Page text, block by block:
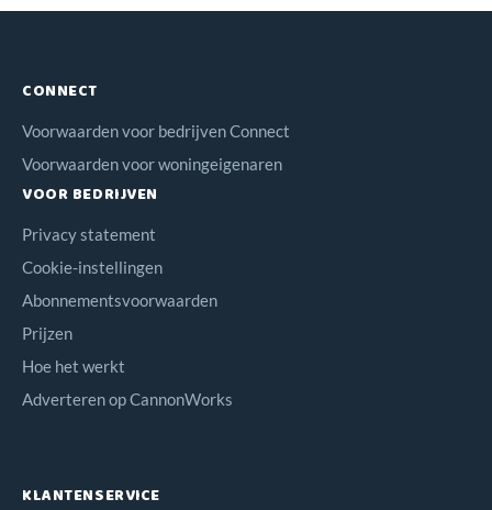
CONNECT
Voorwaarden voor bedrijven Connect
Voorwaarden voor woningeigenaren
VOOR BEDRIJVEN
Privacy statement
Cookie-instellingen
Abonnementsvoorwaarden
Prijzen
Hoe het werkt
Adverteren op CannonWorks
KLANTENSERVICE